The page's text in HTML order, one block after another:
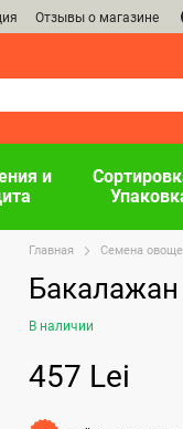
Отзывы о магазине
и
Главная Семена
В наличии
457 Lei